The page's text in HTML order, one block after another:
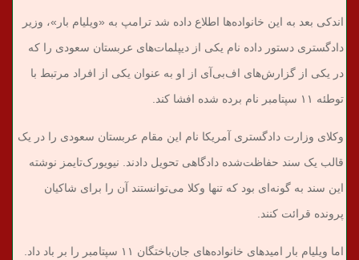
اندکی بعد به این خانواده‌ها اطلاع داده شد ترامپ به «ویلیام بار»، وزیر
دادگستری دستور داده نام یکی از دیپلمات‌های عربستان سعودی را که
در یکی از گزارش‌های اف‌بی‌آی از او به عنوان یکی از افراد مرتبط با
توطئه ۱۱ سپتامبر نام برده شده افشا کند.
وکلای وزارت دادگستری آمریکا نام این مقام عربستان سعودی را در یک
قالب یک سند حفاظت‌شده دادگاهی تحویل دادند. نیویورک‌تایمز نوشته
این سند به گونه‌ای بود که تنها وکلا می‌توانستند آن را برای شاکیان
پرونده قرائت کنند.
اما ویلیام بار امیدهای خانواده‌های جان‌باختگان ۱۱ سپتامبر را بر باد داد.